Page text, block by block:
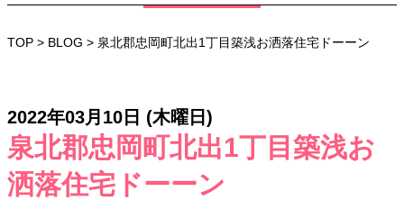
TOP > BLOG > 泉北郡忠岡町北出1丁目築浅お洒落住宅ドーーン
2022年03月10日 (木曜日)
泉北郡忠岡町北出1丁目築浅お
洒落住宅ドーーン